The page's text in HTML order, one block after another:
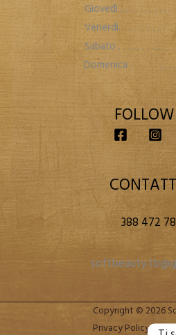
Giovedì . . . . . . . . . .
Venerdì. . . . . . . . . . .
Sabato . . . . . . . . . . .
Domenica . . . . . . . . .
388 472
Copyright © 2026
Privacy Policy|